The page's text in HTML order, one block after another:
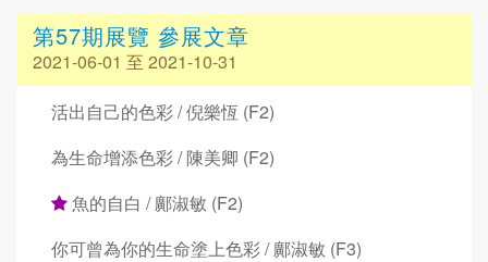
第57期展覽 參展文章
2021-06-01 至 2021-10-31
活出自己的色彩 / 倪樂恆 (F2)
為生命增添色彩 / 陳美卿 (F2)
魚的自白 / 鄺淑敏 (F2)
你可曾為你的生命塗上色彩 / 鄺淑敏 (F3)